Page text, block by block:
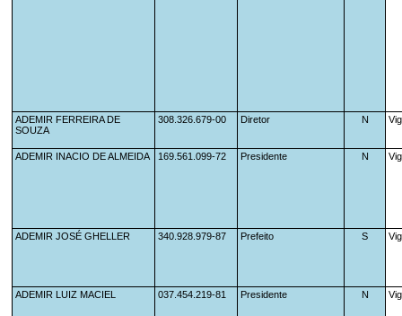
ADEMIR FERREIRA DE
SOUZA
308.326.679-00 Diretor N
ADEMIR INACIO DE ALMEIDA 169.561.099-72 Presidente N
ADEMIR JOSÉ GHELLER 340.928.979-87 Prefeito S
ADEMIR LUIZ MACIEL 037.454.219-81 Presidente N